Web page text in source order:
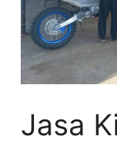
Jasa